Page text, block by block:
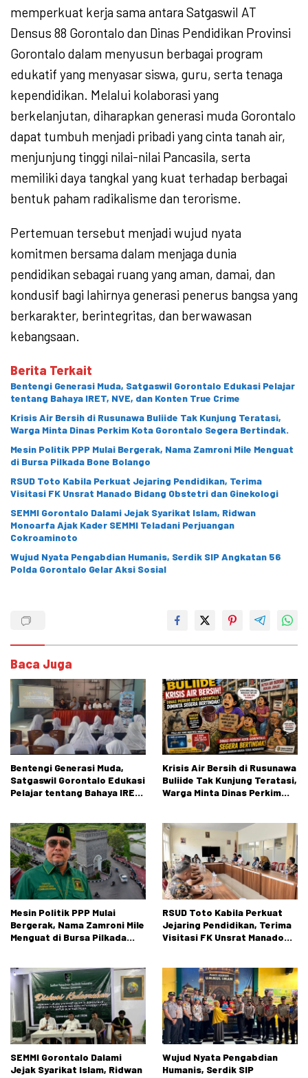
memperkuat kerja sama antara Satgaswil AT
Densus 88 Gorontalo dan Dinas Pendidikan Provinsi
Gorontalo dalam menyusun berbagai program
edukatif yang menyasar siswa, guru, serta tenaga
kependidikan. Melalui kolaborasi yang
berkelanjutan, diharapkan generasi muda Gorontalo
dapat tumbuh menjadi pribadi yang cinta tanah air,
menjunjung tinggi nilai-nilai Pancasila, serta
memiliki daya tangkal yang kuat terhadap berbagai
bentuk paham radikalisme dan terorisme.
Pertemuan tersebut menjadi wujud nyata
komitmen bersama dalam menjaga dunia
pendidikan sebagai ruang yang aman, damai, dan
kondusif bagi lahirnya generasi penerus bangsa yang
berkarakter, berintegritas, dan berwawasan
kebangsaan.
Berita Terkait
Bentengi Generasi Muda, Satgaswil Gorontalo Edukasi Pelajar
tentang Bahaya IRET, NVE, dan Konten True Crime
Krisis Air Bersih di Rusunawa Buliide Tak Kunjung Teratasi,
Warga Minta Dinas Perkim Kota Gorontalo Segera Bertindak.
Mesin Politik PPP Mulai Bergerak, Nama Zamroni Mile Menguat
di Bursa Pilkada Bone Bolango
RSUD Toto Kabila Perkuat Jejaring Pendidikan, Terima
Visitasi FK Unsrat Manado Bidang Obstetri dan Ginekologi
SEMMI Gorontalo Dalami Jejak Syarikat Islam, Ridwan
Monoarfa Ajak Kader SEMMI Teladani Perjuangan
Cokroaminoto
Wujud Nyata Pengabdian Humanis, Serdik SIP Angkatan 56
Polda Gorontalo Gelar Aksi Sosial
Baca Juga
Bentengi Generasi Muda,
Satgaswil Gorontalo Edukasi
Pelajar tentang Bahaya IRET,
Krisis Air Bersih di Rusunawa
Buliide Tak Kunjung Teratasi,
Warga Minta Dinas Perkim
Mesin Politik PPP Mulai
Bergerak, Nama Zamroni Mile
Menguat di Bursa Pilkada
RSUD Toto Kabila Perkuat
Jejaring Pendidikan, Terima
Visitasi FK Unsrat Manado
SEMMI Gorontalo Dalami
Jejak Syarikat Islam, Ridwan
Wujud Nyata Pengabdian
Humanis, Serdik SIP